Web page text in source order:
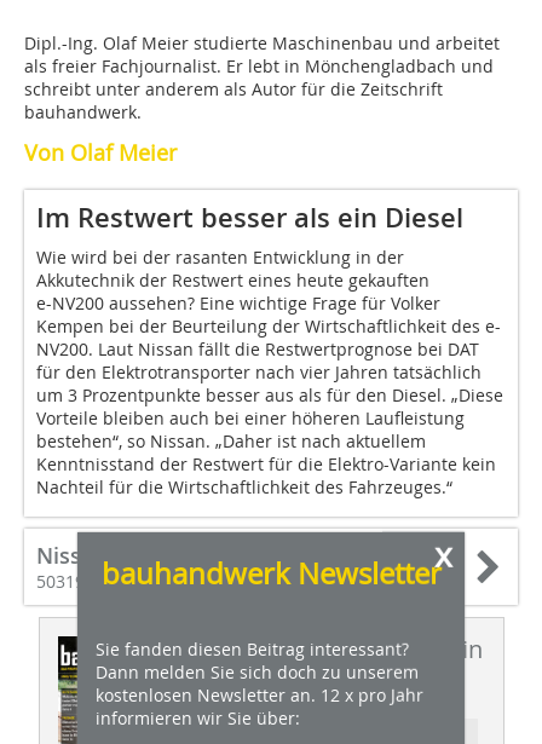
Dipl.-Ing. Olaf Meier studierte Maschinenbau und arbeitet
als freier Fachjournalist. Er lebt in Mönchengladbach und
schreibt unter anderem als Autor für die Zeitschrift
bauhandwerk.
Von Olaf Meier
Im Restwert besser als ein Diesel
Wie wird bei der rasanten Entwicklung in der
Akkutechnik der Restwert eines heute gekauften
e-NV200 aussehen? Eine wichtige Frage für Volker
Kempen bei der Beurteilung der Wirtschaftlichkeit des e-
NV200. Laut Nissan fällt die Restwertprognose bei DAT
für den Elektrotransporter nach vier Jahren tatsächlich
um 3 Prozentpunkte besser aus als für den Diesel. „Diese
Vorteile bleiben auch bei einer höheren Laufleistung
bestehen“, so Nissan. „Daher ist nach aktuellem
Kenntnisstand der Restwert für die Elektro-Variante kein
Nachteil für die Wirtschaftlichkeit des Fahrzeuges.“
Nissan Center Europe GmbH
50319 Brühl
Dieser Artikel erschien in
BHW 11/2020
x
bauhandwerk Newsletter
Sie fanden diesen Beitrag interessant?
Dann melden Sie sich doch zu unserem
kostenlosen Newsletter an. 12 x pro Jahr
informieren wir Sie über: